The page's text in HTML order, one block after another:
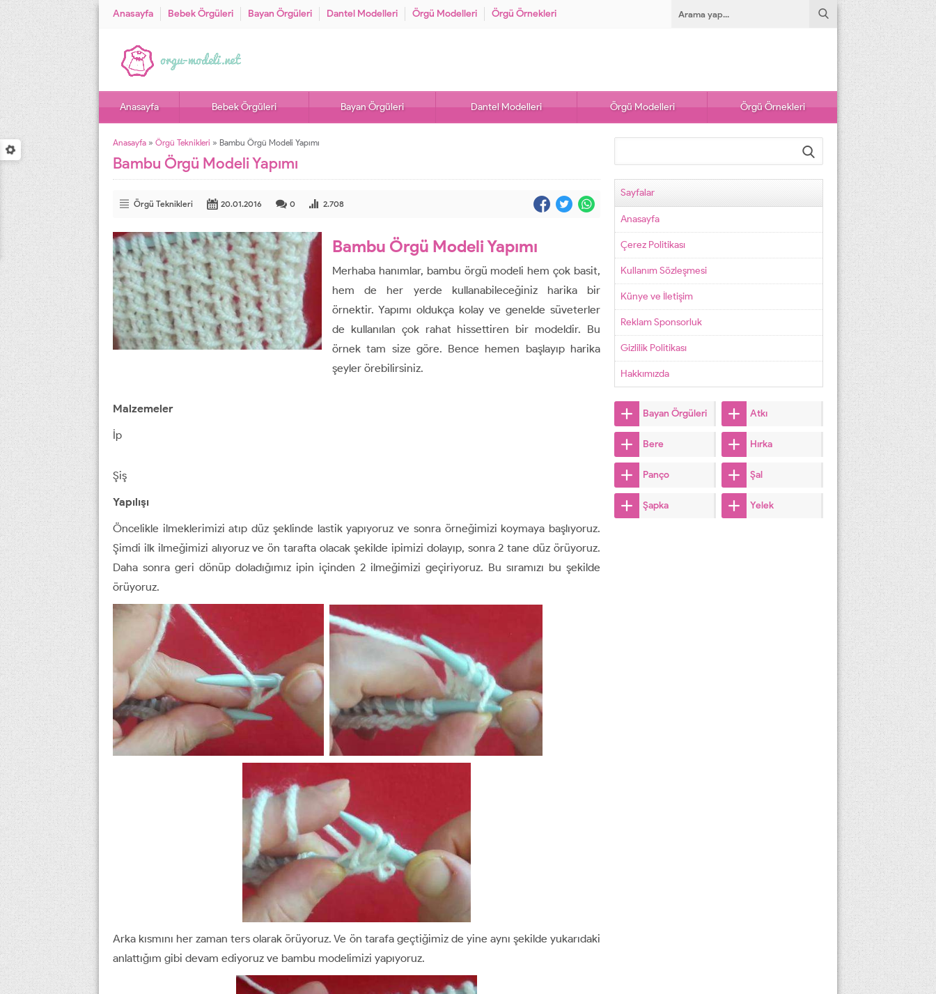
Anasayfa Bebek Örgüleri Bayan Örgüleri Dantel Modelleri Örgü Modelleri Örgü Örnekleri
Anasayfa Bebek Örgüleri Bayan Örgüleri Dantel Modelleri Örgü Modelleri Örgü Örnekleri
Anasayfa » Örgü Teknikleri » Bambu Örgü Modeli Yapımı
Bambu Örgü Modeli Yapımı
Örgü Teknikleri 20.01.2016 0 2.708
Bambu Örgü Modeli Yapımı
Merhaba hanımlar, bambu örgü modeli hem çok basit,
hem de her yerde kullanabileceğiniz harika bir
örnektir. Yapımı oldukça kolay ve genelde süveterler
de kullanılan çok rahat hissettiren bir modeldir. Bu
örnek tam size göre. Bence hemen başlayıp harika
şeyler örebilirsiniz.
Malzemeler
İp
Şiş
Yapılışı
Öncelikle ilmeklerimizi atıp düz şeklinde lastik yapıyoruz ve sonra örneğimizi koymaya başlıyoruz.
Şimdi ilk ilmeğimizi alıyoruz ve ön tarafta olacak şekilde ipimizi dolayıp, sonra 2 tane düz örüyoruz.
Daha sonra geri dönüp doladığımız ipin içinden 2 ilmeğimizi geçiriyoruz. Bu sıramızı bu şekilde
örüyoruz.
Arka kısmını her zaman ters olarak örüyoruz. Ve ön tarafa geçtiğimiz de yine aynı şekilde yukarıdaki
anlattığım gibi devam ediyoruz ve bambu modelimizi yapıyoruz.
Sayfalar
Anasayfa
Çerez Politikası
Kullanım Sözleşmesi
Künye ve İletişim
Reklam Sponsorluk
Gizlilik Politikası
Hakkımızda
Bayan Örgüleri Atkı
Bere Hırka
Panço Şal
Şapka Yelek